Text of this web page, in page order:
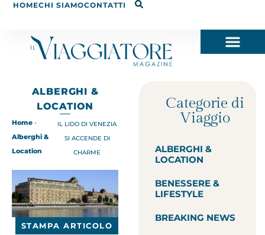
HOMECHI SIAMOCONTATTI
ALBERGHI &
LOCATION
Home -
Alberghi &
Location
IL LIDO DI VENEZIA
SI ACCENDE DI
CHARME
STAMPA ARTICOLO
Categorie di
Viaggio
ALBERGHI &
LOCATION
BENESSERE &
LIFESTYLE
BREAKING NEWS